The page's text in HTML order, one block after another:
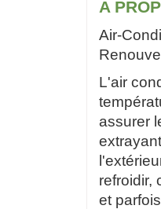
A
Air-
L'air
assurer
refroidir,
et